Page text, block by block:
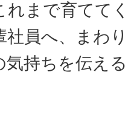
れまで育てて
社員へ、まわ
気持ちを伝え